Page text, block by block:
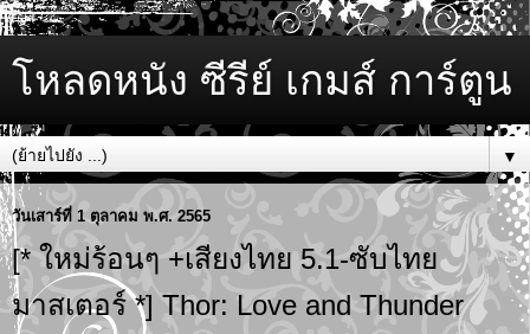
โหลดหนัง ซีรีย์ เกมส์ การ์ตูน
▼
วันเสาร์ที่ 1 ตุลาคม พ.ศ. 2565
[* ใหม่ร้อนๆ +เสียงไทย 5.1-ซับไทย
มาสเตอร์ *] Thor: Love and Thunder